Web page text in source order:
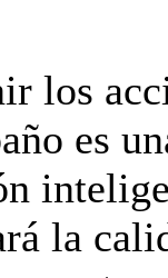
los
es
la